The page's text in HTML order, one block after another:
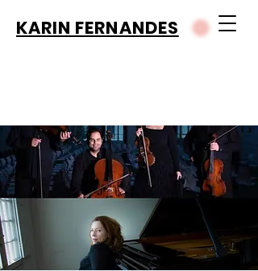
KARIN FERNANDES